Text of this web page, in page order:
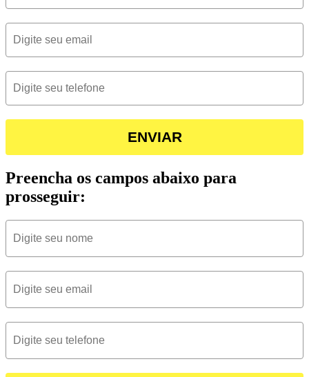
ENVIAR
Preencha os campos abaixo para
prosseguir: